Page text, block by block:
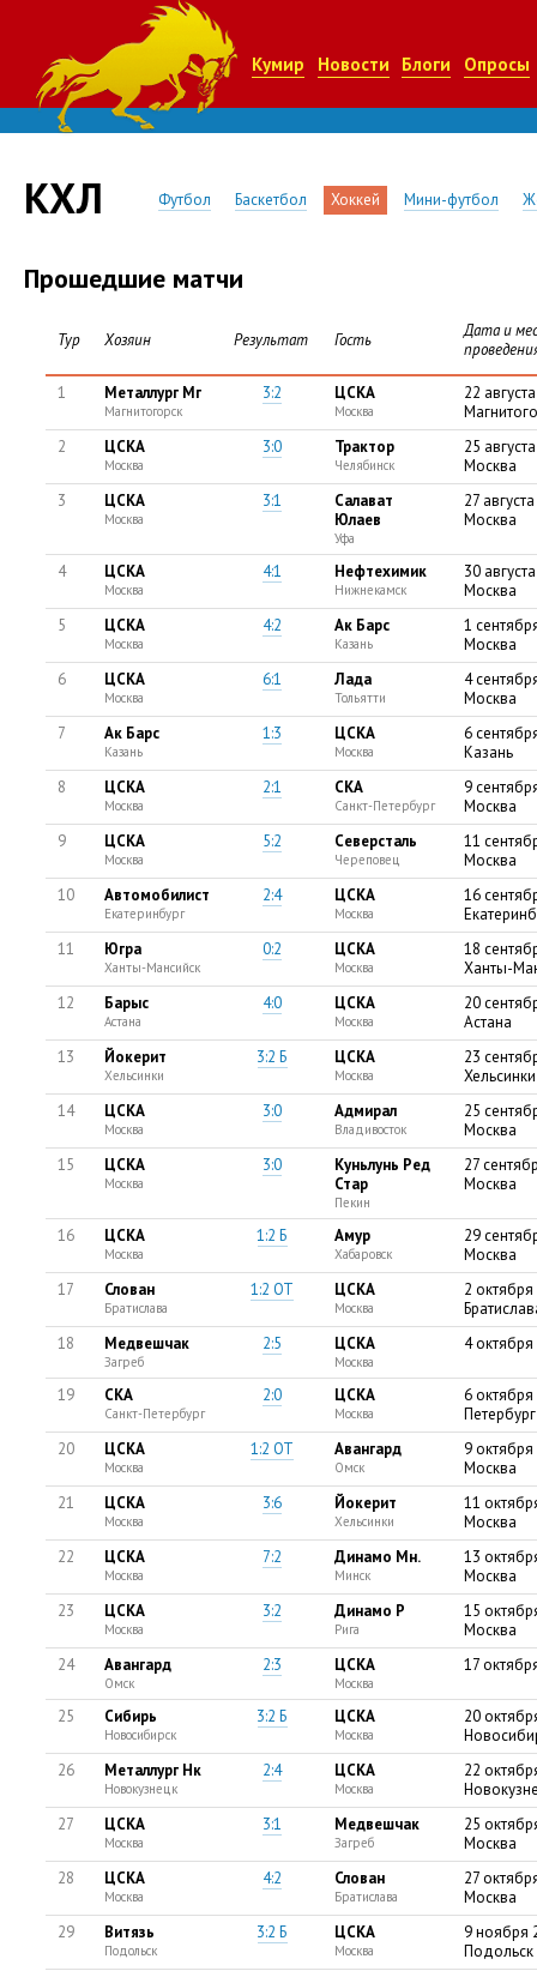
Кумир Новости Блоги Опросы
КХЛ Футбол Баскетбол Хоккей Мини-футбол
Прошедшие матчи
Тур Хозяин Результат Гость
Дата и
1 Металлург Мг
Магнитогорск
3:2 ЦСКА
Москва
22
2
ЦСКА
Москва
3:0 Трактор
Челябинск
25
Москва
3
ЦСКА
Москва
3:1
Салават
Юлаев
Уфа
27
Москва
4 ЦСКА
Москва
4:1 Нефтехимик
Нижнекамск
30
Москва
5
ЦСКА
Москва
4:2 Ак Барс
Казань
1
Москва
6
ЦСКА
Москва
6:1 Лада
Тольятти
4
Москва
7
Ак Барс
Казань
1:3 ЦСКА
Москва
6
Казань
8
ЦСКА
Москва
2:1 СКА
Санкт-Петербург
9
Москва
9
ЦСКА
Москва
5:2 Северсталь
Череповец
11
Москва
10
Автомобилист
Екатеринбург
2:4 ЦСКА
Москва
16
11
Югра
Ханты-Мансийск
0:2 ЦСКА
Москва
18
Ханты-
12
Барыс
Астана
4:0 ЦСКА
Москва
20
Астана
13
Йокерит
Хельсинки
3:2 Б ЦСКА
Москва
23
Хельсинки
14
ЦСКА
Москва
3:0 Адмирал
Владивосток
25
Москва
15
ЦСКА
Москва
3:0
Куньлунь Ред
Стар
Пекин
27
Москва
16 ЦСКА
Москва
1:2 Б Амур
Хабаровск
29
Москва
17
Слован
Братислава
1:2 ОТ ЦСКА
Москва
2
18
Медвешчак
Загреб
2:5 ЦСКА
Москва
4
19 СКА
Санкт-Петербург
2:0 ЦСКА
Москва
6
Петербург
20
ЦСКА
Москва
1:2 ОТ Авангард
Омск
9
Москва
21
ЦСКА
Москва
3:6 Йокерит
Хельсинки
11
Москва
22
ЦСКА
Москва
7:2 Динамо Мн.
Минск
13
Москва
23
ЦСКА
Москва
3:2 Динамо Р
Рига
15
Москва
24
Авангард
Омск
2:3 ЦСКА
Москва
17
25 Сибирь
Новосибирск
3:2 Б ЦСКА
Москва
20
26
Металлург Нк
Новокузнецк
2:4 ЦСКА
Москва
22
27
ЦСКА
Москва
3:1 Медвешчак
Загреб
25
Москва
28
ЦСКА
Москва
4:2 Слован
Братислава
27
Москва
29
Витязь
Подольск
3:2 Б ЦСКА
Москва
9 ноября
Подольск